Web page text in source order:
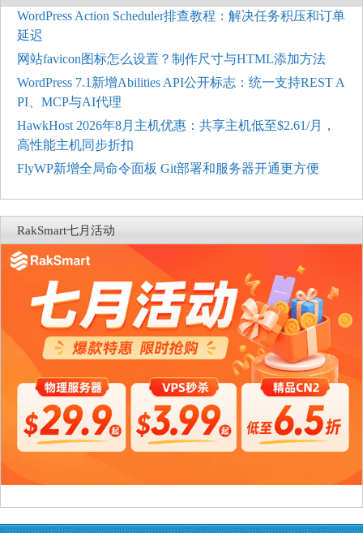
WordPress Action Scheduler排查教程：解决任务积压和订单
延迟
网站favicon图标怎么设置？制作尺寸与HTML添加方法
WordPress 7.1新增Abilities API公开标志：统一支持REST A
PI、MCP与AI代理
HawkHost 2026年8月主机优惠：共享主机低至$2.61/月，
高性能主机同步折扣
FlyWP新增全局命令面板 Git部署和服务器开通更方便
RakSmart七月活动